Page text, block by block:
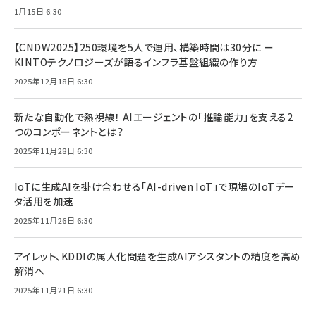
1月15日 6:30
【CNDW2025】250環境を5人で運用、構築時間は30分に ー
KINTOテクノロジーズが語るインフラ基盤組織の作り方
2025年12月18日 6:30
新たな自動化で熱視線！ AIエージェントの「推論能力」を支える2
つのコンポーネントとは？
2025年11月28日 6:30
IoTに生成AIを掛け合わせる「AI-driven IoT」で現場のIoTデー
タ活用を加速
2025年11月26日 6:30
アイレット、KDDIの属人化問題を生成AIアシスタントの精度を高め
解消へ
2025年11月21日 6:30